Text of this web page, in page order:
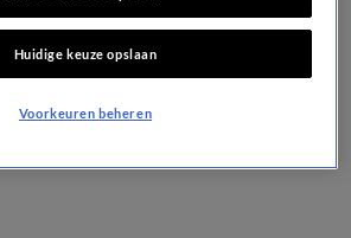
Huidige keuze opslaan
Voorkeuren beheren